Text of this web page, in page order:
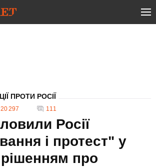
ПРОТИ РОСІЇ
20 297 111
Росії
і протест" у
рішенням про